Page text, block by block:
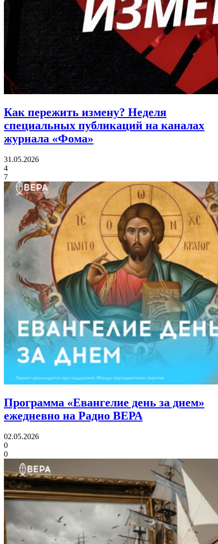
Как пережить измену? Неделя
специальных публикаций на каналах
журнала «Фома»
31.05.2026
4
7
Программа «Евангелие день за днем»
ежедневно на Радио ВЕРА
02.05.2026
0
0